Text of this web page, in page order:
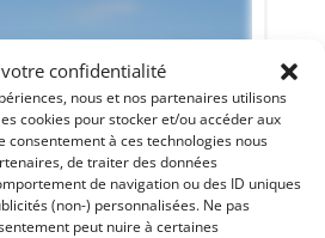
votre confidentialité
nous et nos partenaires utilisons
cookies pour stocker et/ou accéder aux
consentement à ces technologies nous
de traiter des données
de navigation ou des ID uniques
(non-) personnalisées. Ne pas
peut nuire à certaines